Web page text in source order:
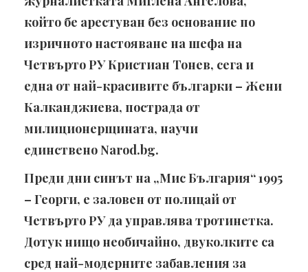
който бе арестуван без основание по
изричното настояване на шефа на
Четвърто РУ Кристиан Тонев, сега и
една от най-красивите българки – Жени
Калканджиева, пострада от
милиционерщината, научи
единствено Narod.bg.
Преди дни синът на „Мис България“ 1995
– Георги, е заловен от полицай от
Четвърто РУ да управлява тротинетка.
Дотук нищо необичайно, двуколките са
сред най-модерните забавления за